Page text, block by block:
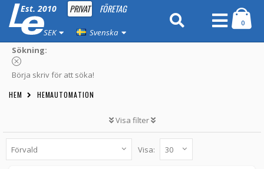
Est. 2010 PRIVAT FÖRETAG
SEK Svenska
0
Sökning:
Börja skriv för att söka!
HEM HEMAUTOMATION
Visa filter
Visa: